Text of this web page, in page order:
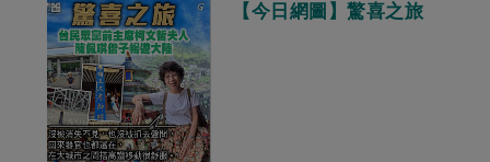
【今日網圖】驚喜之旅